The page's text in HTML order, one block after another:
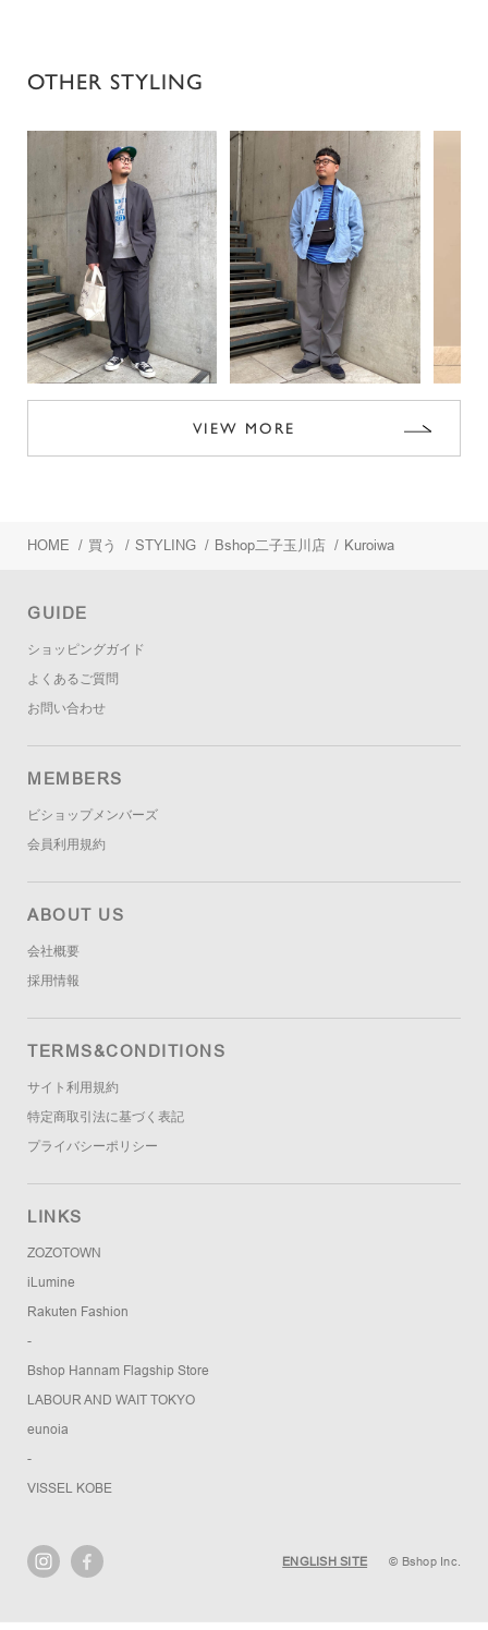
OTHER STYLING
VIEW MORE
HOME / 買う / STYLING / Bshop二子玉川店 / Kuroiwa
GUIDE
ショッピングガイド
よくあるご質問
お問い合わせ
MEMBERS
ビショップメンバーズ
会員利用規約
ABOUT US
会社概要
採用情報
TERMS&CONDITIONS
サイト利用規約
特定商取引法に基づく表記
プライバシーポリシー
LINKS
ZOZOTOWN
iLumine
Rakuten Fashion
-
Bshop Hannam Flagship Store
LABOUR AND WAIT TOKYO
eunoia
-
VISSEL KOBE
ENGLISH SITE © Bshop Inc.